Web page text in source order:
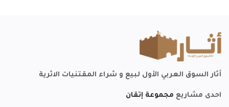
أثار السوق العربي الأول لبيع و شراء المقتنيات الاثرية
احدى مشاريع مجموعة إتقان